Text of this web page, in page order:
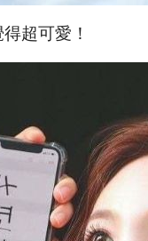
超可愛！